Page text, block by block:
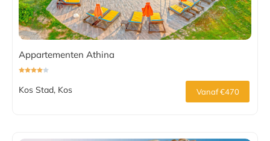
Appartementen Athina
Kos Stad, Kos Vanaf €470